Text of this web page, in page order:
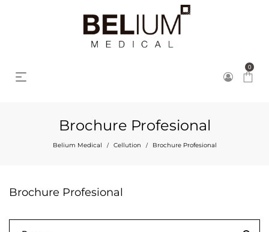
0
Brochure Profesional
Belium Medical / Cellution / Brochure Profesional
Brochure Profesional